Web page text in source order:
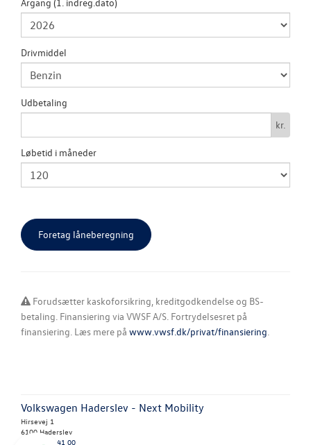
NYHEDER
RESERVEDELE
JOB OG
Drivmiddel
Udbetaling
kr.
Løbetid i måneder
Forudsætter kaskoforsikring, kreditgodkendelse og BS-
betaling. Finansiering via VWSF A/S. Fortrydelsesret på
finansiering. Læs mere på www.vwsf.dk/privat/finansiering
Volkswagen Haderslev - Next Mobility
Hirsevej 1
6100 Haderslev
74 52 41 00